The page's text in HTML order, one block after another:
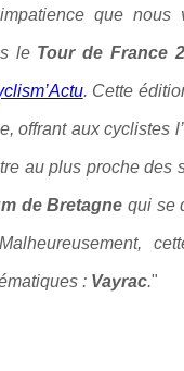
que nous
le Tour de France
. Cette
offrant aux cyclistes
au plus proche des
de Bretagne qui se
: Vayrac."